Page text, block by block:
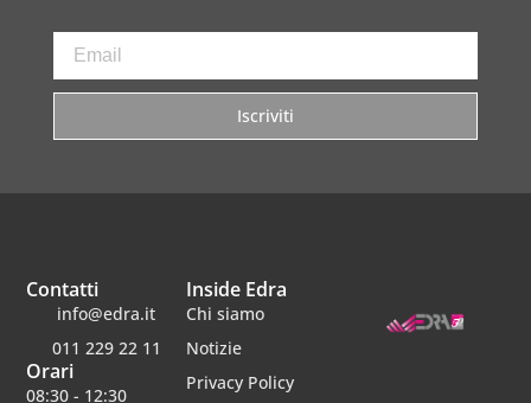
Iscriviti
Inside Edra
Chi siamo
Notizie
Privacy Policy
Contatti
info@edra.it
011 229 22 11
Orari
08:30 - 12:30